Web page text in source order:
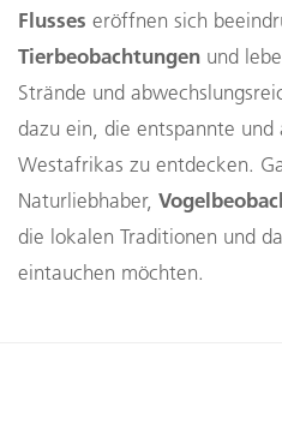
Flusses eröffnen sich
Tierbeobachtungen und
Strände und
dazu ein, die entspannte und
Westafrikas zu entdecken.
Naturliebhaber,
die lokalen Traditionen und
eintauchen möchten.